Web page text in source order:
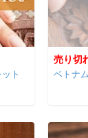
ト
売り切
ベトナ